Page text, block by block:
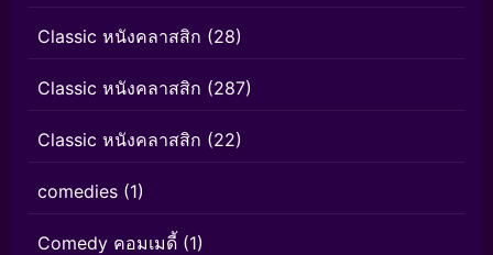
Classic หนังคลาสสิก (28)
Classic หนังคลาสสิก (287)
Classic หนังคลาสสิก (22)
comedies (1)
Comedy คอมเมดี้ (1)